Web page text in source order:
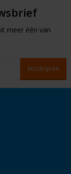
meer één van